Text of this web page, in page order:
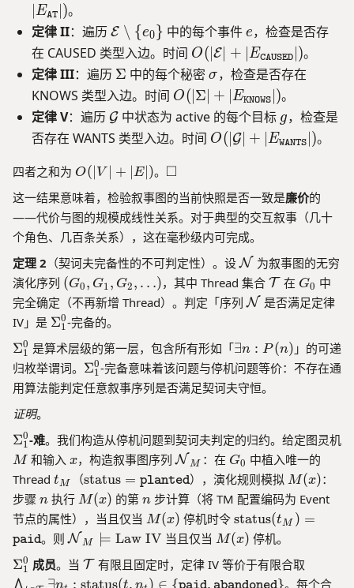
|)
h
c
al
{
C
}
)
{
\
te
x
tt
t
{
T
}
^
+
(c
)
\
n
e
q
1
m
a
t
h
c
al
+
|
E
_
{
\
te
tt
t
{
}
}|
)
EAT )。
定律 II：遍历\
m
a
h
c
al
E
}
\
se
t
m
in
u
\
{
e
_
}
E ∖ {e0 } 中的每个事件e
e，检查是否存
在 CAUSED 类型入边。时间 O
(|
\
m
a
t
al
{
E
+
|
E
{
\
te
x
t
{
C
A
U
S
E
D
}
O( E + ECAUSED )。
定律 III：遍历 \
Si
g
m
a
Σ 中的每个秘密 \
g
m
a
σ，检查是否存在
KNOWS 类型入边。时间 O
(|
Si
g
a|
+
|E
_{
\t
ex
tt
K
N
O
}}
|)
O( Σ + ∣EKNOWS )。
定律 V：遍历\
m
t
h
c
al
{
G
G 中状态为 active 的每个目标 g
g，检查是
否存在 WANTS 类型入边。时间 O
m
at
hc
al
{
G
}|
_{
\t
ex
W
A
N
T
S
}}
O( G∣ + ∣EWANTS )。
四者之和为 O
V
|
+
E
|)
O( V + E∣ )。 \
q
u
a
e
□
这一结果意味着，检验叙事图的当前快照是否一致是廉价的
——代价与图的规模成线性关系。对于典型的交互叙事（几十
个角色、几百条关系），这在毫秒级内可完成。
定理 2 （契诃夫完备性的不可判定性）。设\
m
a
t
c
al
{
N
N为叙事图的无穷
演化序列 (
G
_
0,
G
_
1,
G
2,
\l
d
o
ts
)
(G0 , G1 , G2 , …)，其中 Thread 集合\
m
h
c
T 在 G
_
G0 中
完全确定（不再新增 Thread）。判定「序列\
t
h
c
N
}
N是否满足定律
IV」是 \
g
m
a
^
0
Σ1
0-完备的。
\
Si
g
m
a
1
^
0
Σ1
0 是算术层级的第一层，包含所有形如「\
e
x
is
n
:
P
(
n
)
∃n : P (n) 」的可递
归枚举谓词。 \
Si
a
_
1
^
0
Σ1
0-完备意味着该问题与停机问题等价：不存在通
用算法能判定任意叙事序列是否满足契诃夫守恒。
证明。
\
Si
m
a
_
1
0
Σ1
0-难。我们构造从停机问题到契诃夫判定的归约。给定图灵机
M
M和输入 x
x，构造叙事图序列\
m
at
h
ca
l{
N
}
N M ：在 G
_
G0 中植入唯一的
Thread t_
M
tM （\
t
x
t
{
st
status = planted），演化规则模拟 M
(x
M(x)：
步骤 n
n 执行 M
)
M(x) 的第 n
n步计算（将 TM 配置编码为 Event
节点的属性），当且仅当 M
(x
M(x) 停机时令 \t
e
xt
{s
ta
status(tM ) =
paid。则\
at
N M ⊨ Law IV 当且仅当 M
)
M(x) 停机。
\
Si
Σ1
0 成员。当 \
m
T 有限且固定时，定律 IV 等价于有限合取
bi
∃n : status(t, n ) ∈ {paid, abandoned}。每个合